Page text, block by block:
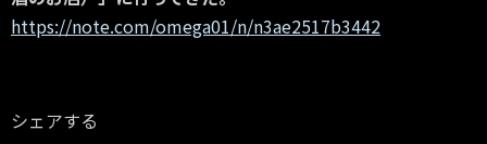
https://note.com/omega01/n/n3ae2517b3442
シェアする